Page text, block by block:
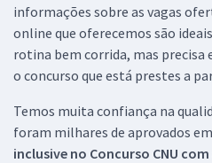
informações sobre as vagas
online que oferecemos são
rotina bem corrida, mas precisa
o concurso que está prestes a
Temos muita confiança na
foram milhares de aprovados em
inclusive no Concurso CNU com